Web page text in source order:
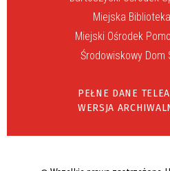
Miejska
Miejski Ośrodek
Środowiskowy Dom
PEŁNE DANE
WERSJA